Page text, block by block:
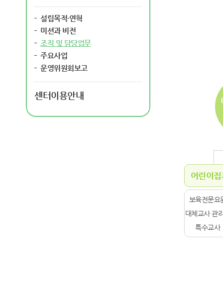
설립목적·연혁
미션과 비전
조직 및 담당업무
주요사업
운영위원회보고
센터이용안내
어린이
보육전문요
대체교사 관
특수교사